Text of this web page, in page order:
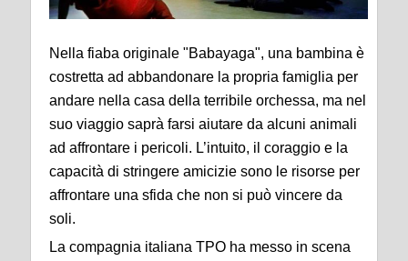
Nella fiaba originale "Babayaga", una bambina è
costretta ad abbandonare la propria famiglia per
andare nella casa della terribile orchessa, ma nel
suo viaggio saprà farsi aiutare da alcuni animali
ad affrontare i pericoli. L’intuito, il coraggio e la
capacità di stringere amicizie sono le risorse per
affrontare una sfida che non si può vincere da
soli.
La compagnia italiana TPO ha messo in scena